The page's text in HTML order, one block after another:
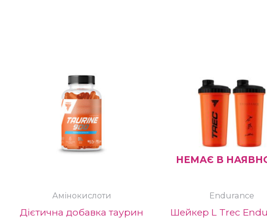
Амінокислоти
Дієтична добавка таурин
НЕМАЄ В
Endurance
Шейкер L Trec